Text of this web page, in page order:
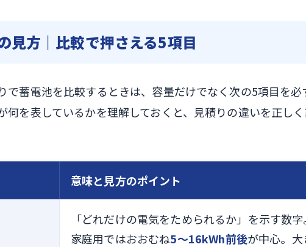
見方｜比較で押さえる5項目
で蓄電池を比較するときは、容量だけでなく次の5項目を必
何を表しているかを理解しておくと、見積りの違いを正し
意味と見方のポイント
「どれだけの電気をためられるか」を示す数字
家庭用ではおおむね5〜16kWh前後が中心。